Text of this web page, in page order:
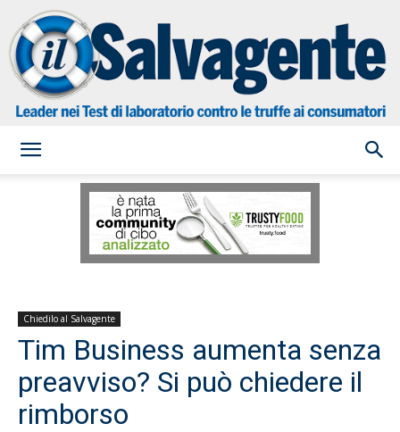
Salvagente
Chiedilo al Salvagente
Tim Business aumenta senza
preavviso? Si può chiedere il
rimborso